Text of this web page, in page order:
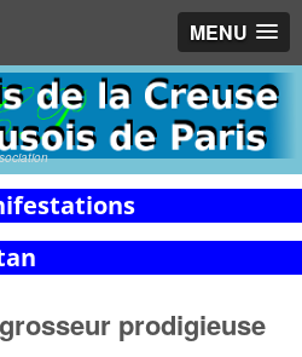
MENU
prodigieuse